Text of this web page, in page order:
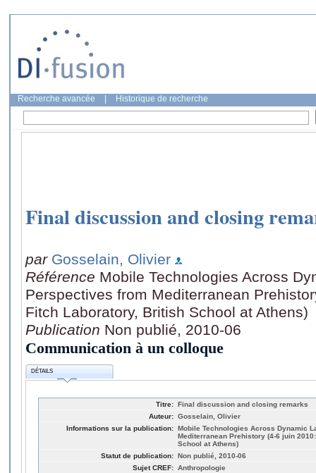
Recherche avancée Historique de recherche
Final discussion and closing
par Gosselain, Olivier
Référence Mobile Technologies Across
Perspectives from Mediterranean
Fitch Laboratory, British School at Athens)
Publication Non publié, 2010-06
Communication à un colloque
DÉTAILS
Titre: Final discussion and closing remarks
Auteur: Gosselain, Olivier
Informations sur la publication: Mobile Technologies Across Dynamic
Mediterranean Prehistory (4-6 juin
School at Athens)
Statut de publication: Non publié, 2010-06
Sujet CREF: Anthropologie